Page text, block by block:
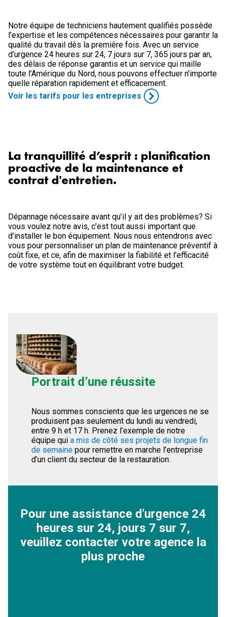
Notre équipe de techniciens hautement qualifiés possède
l’expertise et les compétences nécessaires pour garantir la
qualité du travail dès la première fois. Avec un service
d’urgence 24 heures sur 24, 7 jours sur 7, 365 jours par an,
des délais de réponse garantis et un service qui maille
toute l’Amérique du Nord, nous pouvons effectuer n’importe
quelle réparation rapidement et efficacement.
Voir les tarifs pour les entreprises
La tranquillité d’esprit : planification
proactive de la maintenance et
contrat d'entretien.
Dépannage nécessaire avant qu’il y ait des problèmes? Si
vous voulez notre avis, c’est tout aussi important que
d’installer le bon équipement. Nous nous entendrons avec
vous pour personnaliser un plan de maintenance préventif à
coût fixe, et ce, afin de maximiser la fiabilité et l’efficacité
de votre système tout en équilibrant votre budget.
Portrait d’une réussite
Nous sommes conscients que les urgences ne se
produisent pas seulement du lundi au vendredi,
entre 9 h et 17 h. Prenez l’exemple de notre
équipe qui a mis de côté ses projets de longue fin
de semaine pour remettre en marche l’entreprise
d’un client du secteur de la restauration.
Pour une assistance d'urgence 24
heures sur 24, jours 7 sur 7,
veuillez contacter votre agence la
plus proche